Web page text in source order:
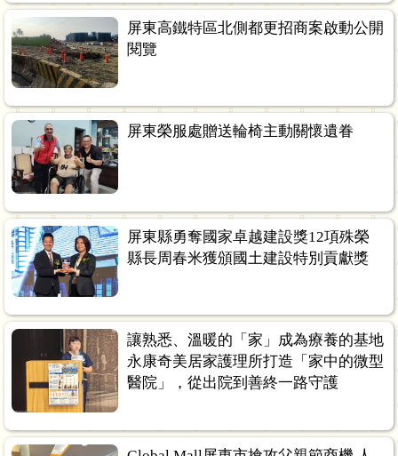
屏東高鐵特區北側都更招商案啟動公開
閱覽
屏東榮服處贈送輪椅主動關懷遺眷
屏東縣勇奪國家卓越建設獎12項殊榮
縣長周春米獲頒國土建設特別貢獻獎
讓熟悉、溫暖的「家」成為療養的基地
永康奇美居家護理所打造「家中的微型
醫院」，從出院到善終一路守護